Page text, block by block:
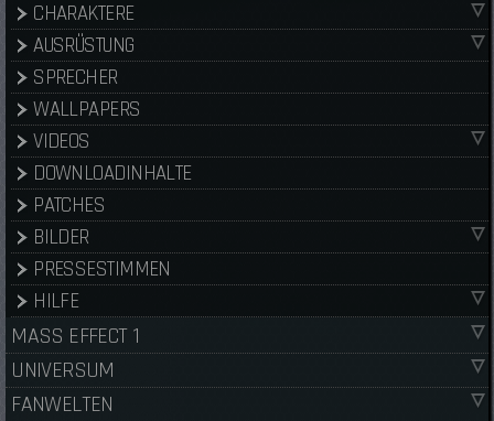
CHARAKTERE
AUSRÜSTUNG
SPRECHER
WALLPAPERS
VIDEOS
DOWNLOADINHALTE
PATCHES
BILDER
PRESSESTIMMEN
HILFE
MASS EFFECT 1
UNIVERSUM
FANWELTEN